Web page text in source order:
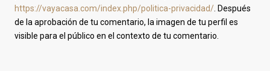
https://vayacasa.com/index.php/politica-privacidad/ . Después
de la aprobación de tu comentario, la imagen de tu perfil es
visible para el público en el contexto de tu comentario.